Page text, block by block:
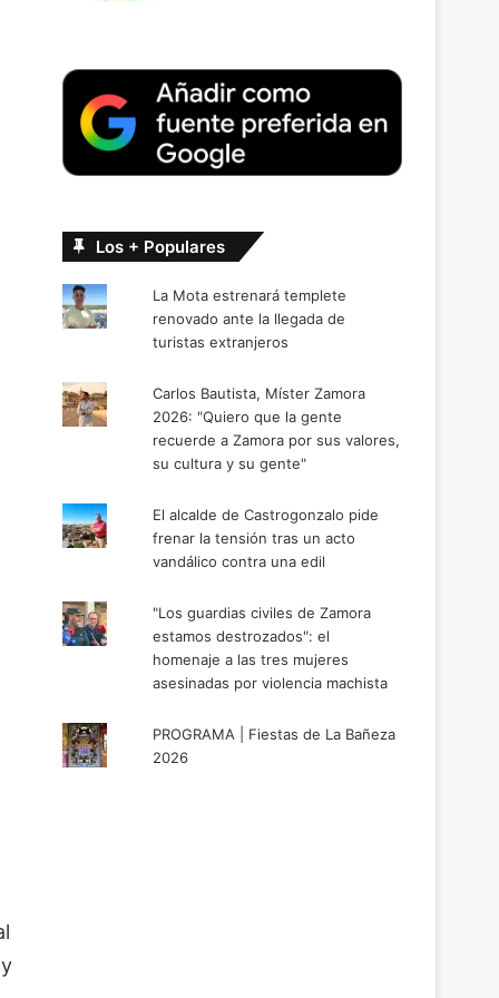
Los + Populares
La Mota estrenará templete
renovado ante la llegada de
turistas extranjeros
Carlos Bautista, Míster Zamora
2026: "Quiero que la gente
recuerde a Zamora por sus valores,
su cultura y su gente"
El alcalde de Castrogonzalo pide
frenar la tensión tras un acto
vandálico contra una edil
"Los guardias civiles de Zamora
estamos destrozados": el
homenaje a las tres mujeres
asesinadas por violencia machista
PROGRAMA | Fiestas de La Bañeza
2026